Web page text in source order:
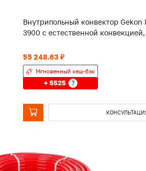
Внутрипольный конвектор Gekon
3900 с естественной
55 248.63 ₽
Мгновенный кеш-бэк
+ 5525 ?